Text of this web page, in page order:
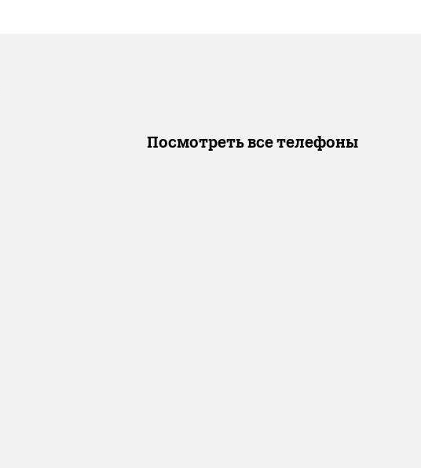
Посмотреть все телефоны